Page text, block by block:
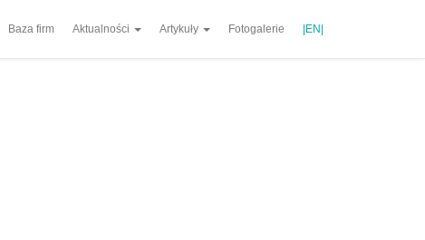
Baza firm Aktualności Artykuły Fotogalerie |EN|